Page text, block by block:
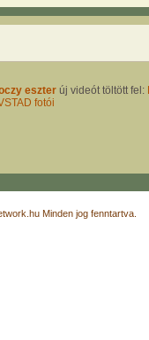
eszter új videót töltött fel:
fotói
Minden jog fenntartva.